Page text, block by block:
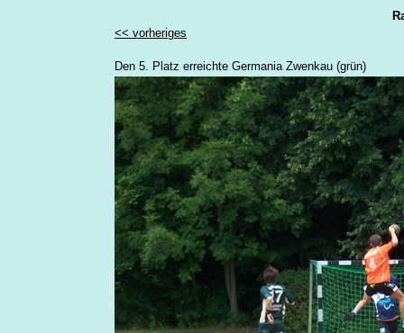
<< vorheriges
Den 5. Platz erreichte Germania Zwenkau (grün)